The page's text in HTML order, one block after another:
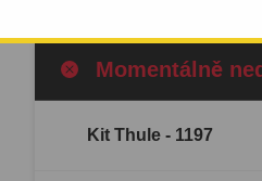
Momentálně
Kit Thule - 1197